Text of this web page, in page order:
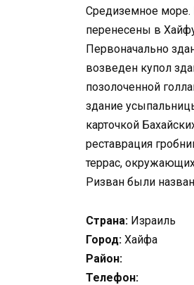
Средиземное море.
перенесены в
Первоначально
возведен купол
позолоченной
здание
карточкой
реставрация
террас,
Ризван были
Страна: Израиль
Город: Хайфа
Район:
Телефон: